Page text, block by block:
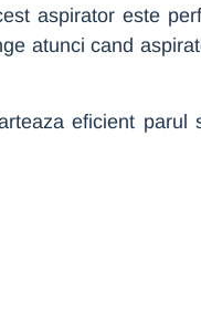
aspirator este
atunci cand
eficient